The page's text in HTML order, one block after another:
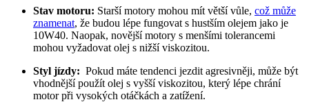
Stav motoru: Starší⁣ motory‌ mohou mít‍ větší vůle, což může
znamenat, že budou lépe fungovat s hustším ⁣olejem jako je
‍10W40. Naopak, novější motory s menšími tolerancemi
mohou vyžadovat olej s nižší viskozitou.
Styl jízdy: ‌ Pokud máte tendenci jezdit agresivněji, může být
vhodnější použít olej ⁢s vyšší viskozitou, který ⁢lépe chrání​
motor ‍při vysokých otáčkách a zatížení.